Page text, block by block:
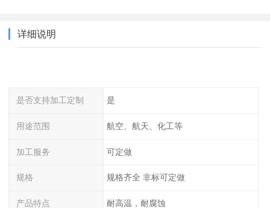
详细说明
是否支持加工定制 是
用途范围 航空、航天、化工等
加工服务 可定做
规格 规格齐全 非标可定做
产品特点 耐高温，耐腐蚀